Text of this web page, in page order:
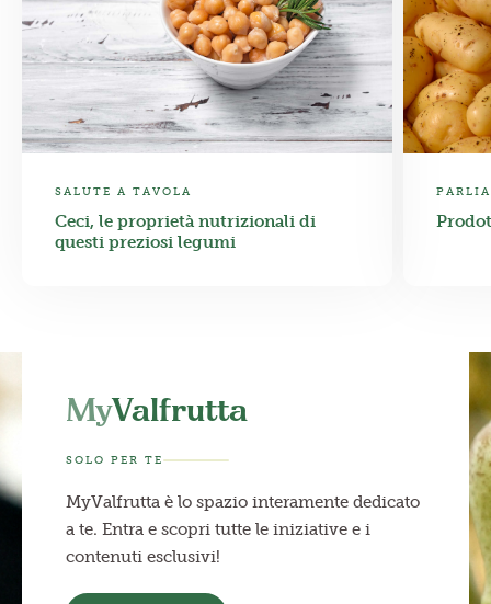
SALUTE A TAVOLA
Ceci, le proprietà nutrizionali di
questi preziosi legumi
MyValfrutta
SOLO PER TE
MyValfrutta è lo spazio interamente dedicato
a te. Entra e scopri tutte le iniziative e i
contenuti esclusivi!